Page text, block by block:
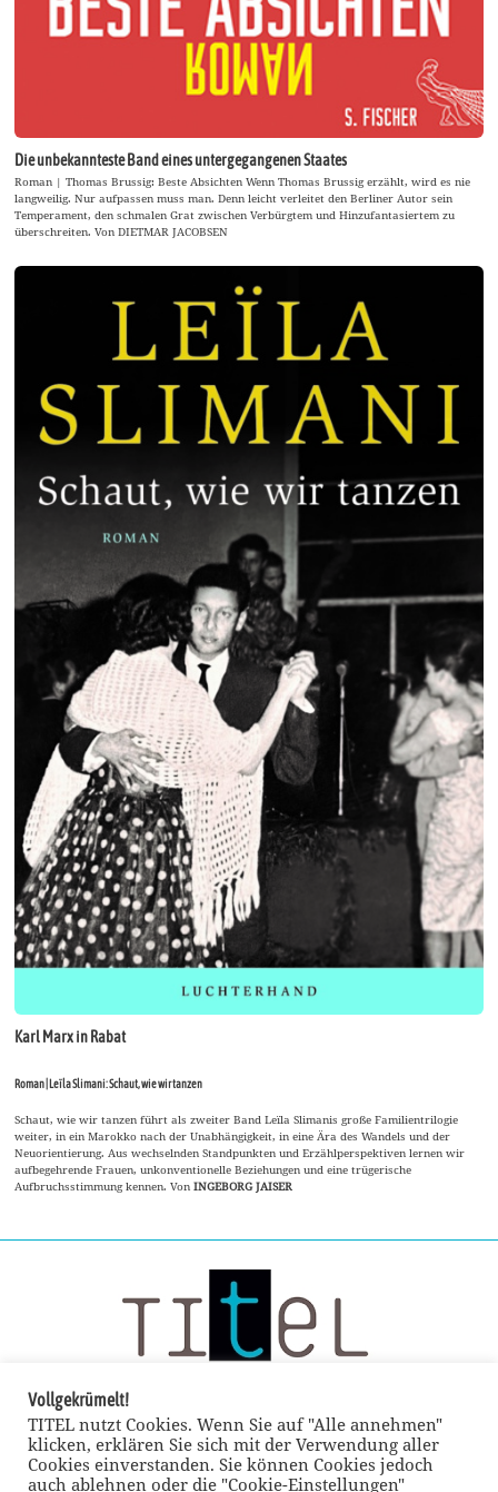
Die unbekannteste Band eines untergegangenen Staates
Roman | Thomas Brussig: Beste Absichten Wenn Thomas Brussig erzählt, wird es nie
langweilig. Nur aufpassen muss man. Denn leicht verleitet den Berliner Autor sein
Temperament, den schmalen Grat zwischen Verbürgtem und Hinzufantasiertem zu
überschreiten. Von DIETMAR JACOBSEN
Karl Marx in Rabat
Roman | Leïla Slimani: Schaut, wie wir tanzen
Schaut, wie wir tanzen führt als zweiter Band Leïla Slimanis große Familientrilogie
weiter, in ein Marokko nach der Unabhängigkeit, in eine Ära des Wandels und der
Neuorientierung. Aus wechselnden Standpunkten und Erzählperspektiven lernen wir
aufbegehrende Frauen, unkonventionelle Beziehungen und eine trügerische
Aufbruchsstimmung kennen. VonINGEBORG JAISER
Vollgekrümelt!
TITEL nutzt Cookies. Wenn Sie auf "Alle annehmen"
klicken, erklären Sie sich mit der Verwendung aller
Cookies einverstanden. Sie können Cookies jedoch
auch ablehnen oder die "Cookie-Einstellungen"